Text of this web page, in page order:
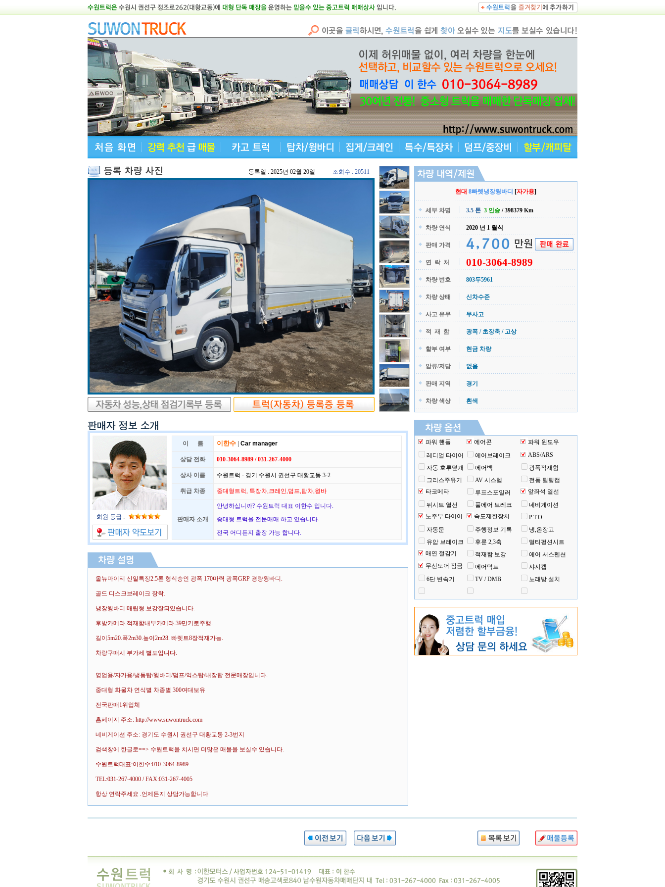
등록일 : 2025년 02월 20일 조회수 : 20511
현대 8빠렛냉장윙바디 [자가용]
세부 차명 3.5 톤 3 인승 / 398379 Km
차량 연식 2020 년 1 월식
판매 가격
연 락 처 010-3064-8989
차량 번호 803두5961
차량 상태 신차수준
사고 유무 무사고
적 재 함 광폭 / 초장축 / 고상
할부 여부 현금 차량
압류/저당 없음
판매 지역 경기
차량 색상 흰색
파워 핸들 에어콘
파워 윈도우
레디얼 타이어
에어브레이크
ABS/ARS
자동 호루덮개
에어백
광폭적재함
그리스주유기
AV 시스템
전동 틸팅캡
타코메타
루프스포일러
앞좌석 열선
뒤시트 열선
풀에어 브레크
네비게이션
노주부 타이어
속도제한장치
P.T.O
자동문
주행정보 기록
냉,온장고
유압 브레이크
후륜 2,3축
멀티펑션시트
매연 절감기
적재함 보강
에어 서스펜션
무선도어 잠금
에어덕트
샤시캡
6단 변속기
TV / DMB 노래방 설치
회원 등급 :
이 름 이한수 | Car manager
상담 전화 010-3064-8989 / 031-267-4000
상사 이름 수원트럭 - 경기 수원시 권선구 대황교동 3-2
취급 차종 중대형트럭, 특장차,크레인,덤프,탑차,윙바
판매자 소개
안녕하십니까? 수원트럭 대표 이한수 입니다.
중대형 트럭을 전문매매 하고 있습니다.
전국 어디든지 출장 가능 합니다.
올뉴마이티 신일특장2.5톤 형식승인 광폭 170마력 광폭GRP 경량윙바디.
골드 디스크브레이크 장착.
냉장윙바디 매립형.보강잘되있습니다.
후방카메라.적재함내부카메라.39만키로주행.
길이5m20.폭2m30.높이2m28. 빠렛트8장적재가능.
차량구매시 부가세 별도입니다.
영업용/자가용/냉동탑/윙바디/덤프/익스탑/내장탑 전문매장입니다.
중대형 화물차 연식별 차종별 300여대보유
전국판매1위업체
홈페이지 주소: http://www.suwontruck.com
네비게이션 주소: 경기도 수원시 권선구 대황교동 2-3번지
검색창에 한글로==> 수원트럭을 치시면 더많은 매물을 보실수 있습니다.
수원트럭대표:이한수:010-3064-8989
TEL:031-267-4000 / FAX:031-267-4005
항상 연락주세요 .언제든지 상담가능합니다